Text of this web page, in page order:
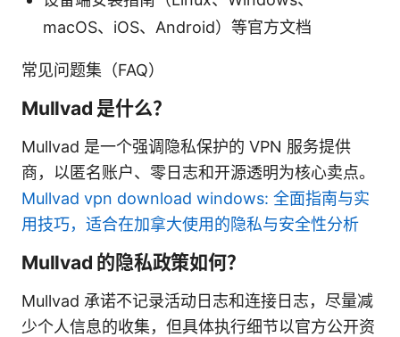
macOS、iOS、Android）等官方文档
常见问题集（FAQ）
Mullvad 是什么？
Mullvad 是一个强调隐私保护的 VPN 服务提供
商，以匿名账户、零日志和开源透明为核心卖点。
Mullvad vpn download windows: 全面指南与实
用技巧，适合在加拿大使用的隐私与安全性分析
Mullvad 的隐私政策如何？
Mullvad 承诺不记录活动日志和连接日志，尽量减
少个人信息的收集，但具体执行细节以官方公开资